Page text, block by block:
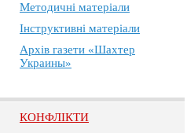
Методичні матеріали
Інструктивні матеріали
Архів газети «Шахтер
Украины»
КОНФЛІКТИ